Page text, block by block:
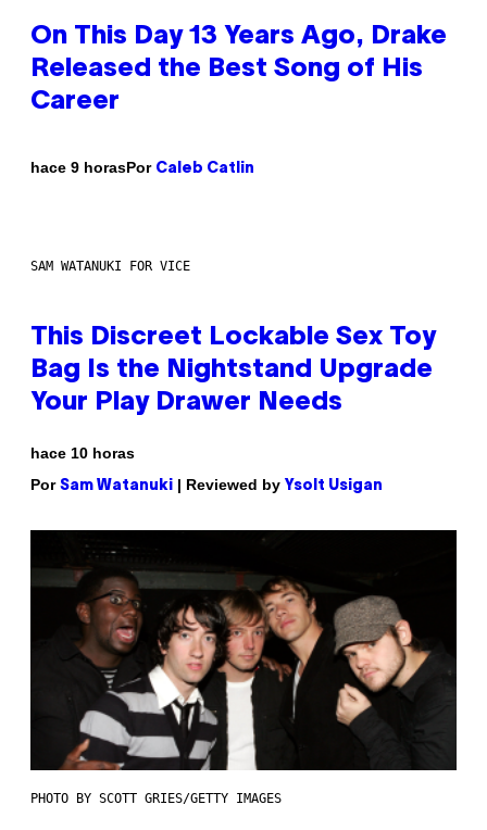
On This Day 13 Years Ago, Drake
Released the Best Song of His
Career
hace 9 horasPor Caleb Catlin
SAM WATANUKI FOR VICE
This Discreet Lockable Sex Toy
Bag Is the Nightstand Upgrade
Your Play Drawer Needs
hace 10 horas
Por Sam Watanuki | Reviewed by Ysolt Usigan
PHOTO BY SCOTT GRIES/GETTY IMAGES